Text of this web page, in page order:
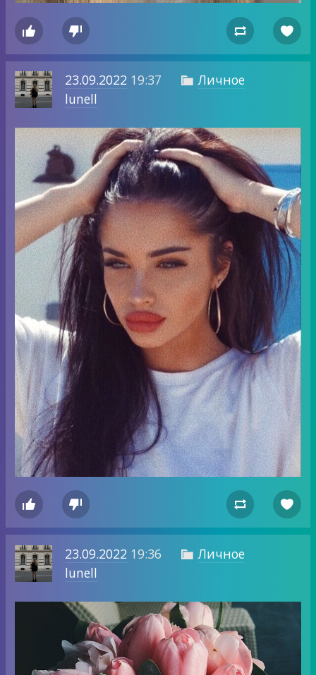
   
23.09.202219:37  Личное
lunell
   
23.09.2022 19:36  Личное
lunell